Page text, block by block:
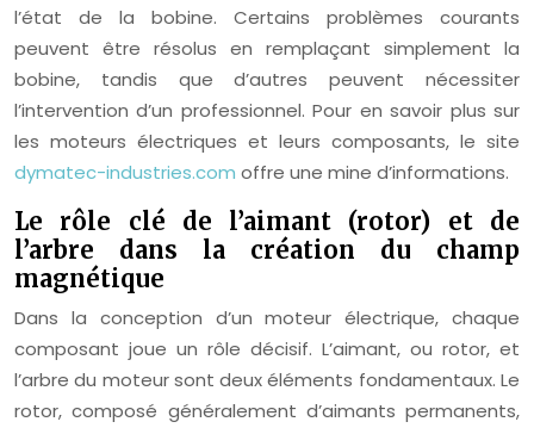
l’état de la bobine. Certains problèmes courants
peuvent être résolus en remplaçant simplement la
bobine, tandis que d’autres peuvent nécessiter
l’intervention d’un professionnel. Pour en savoir plus sur
les moteurs électriques et leurs composants, le site
dymatec-industries.com offre une mine d’informations.
Le rôle clé de l’aimant (rotor) et de
l’arbre dans la création du champ
magnétique
Dans la conception d’un moteur électrique, chaque
composant joue un rôle décisif. L’aimant, ou rotor, et
l’arbre du moteur sont deux éléments fondamentaux. Le
rotor, composé généralement d’aimants permanents,